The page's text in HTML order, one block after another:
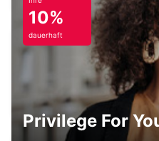
MARGATE AIRPORT
MARGATE - SOUTH AFRICA
10%
dauerhaft
Privilege For